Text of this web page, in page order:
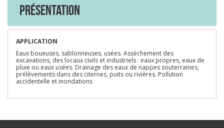
Présentation
APPLICATION
Eaux boueuses, sablonneuses, usées. Assèchement des
excavations, des locaux civils et industriels : eaux propres, eaux de
pluie ou eaux usées. Drainage des eaux de nappes souterraines,
prélèvements dans des citernes, puits ou rivières. Pollution
accidentelle et inondations